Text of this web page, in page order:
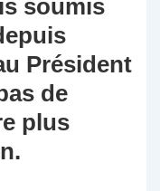
soumis
Président
de
plus